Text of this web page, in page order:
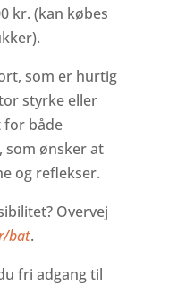
kr. (kan købes
som er hurtig
styrke eller
både
som ønsker at
og reflekser.
Overvej
bat.
fri adgang til